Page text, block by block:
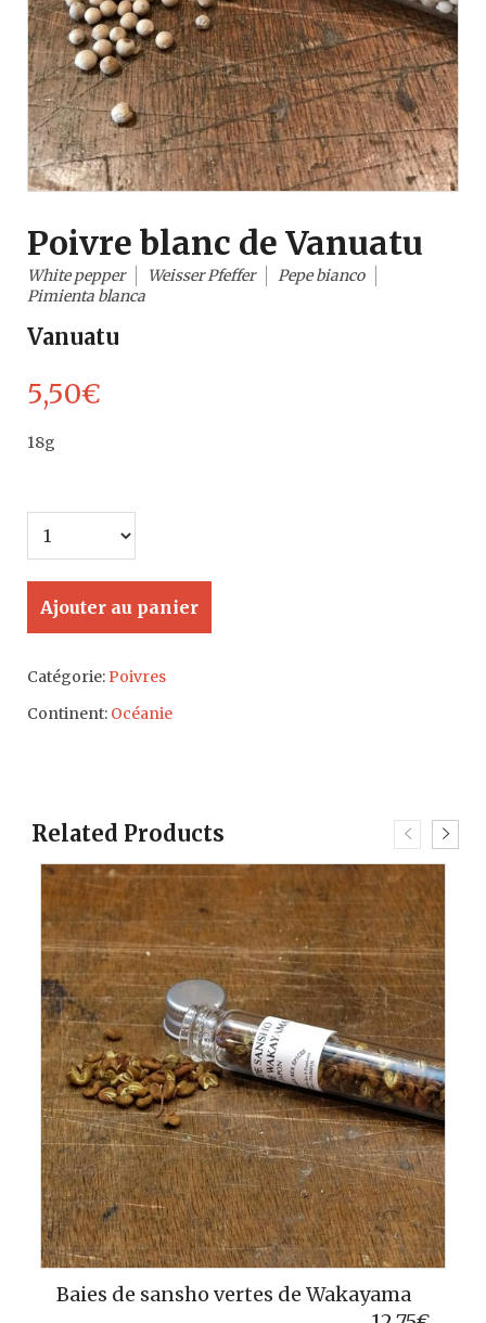
Poivre blanc de Vanuatu
White pepper Weisser Pfeffer
Pepe bianco
Pimienta blanca
Vanuatu
5,50€
18g
Ajouter au panier
Catégorie:Poivres
Continent: Océanie
Related Products
Mélange 4 poivres – 1 baie 4,15